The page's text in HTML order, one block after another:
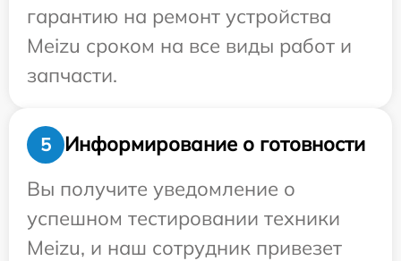
гарантию на ремонт устройства
Meizu сроком на все виды работ и
запчасти.
5
Информирование о готовности
Вы получите уведомление о
успешном тестировании техники
Meizu, и наш сотрудник привезет